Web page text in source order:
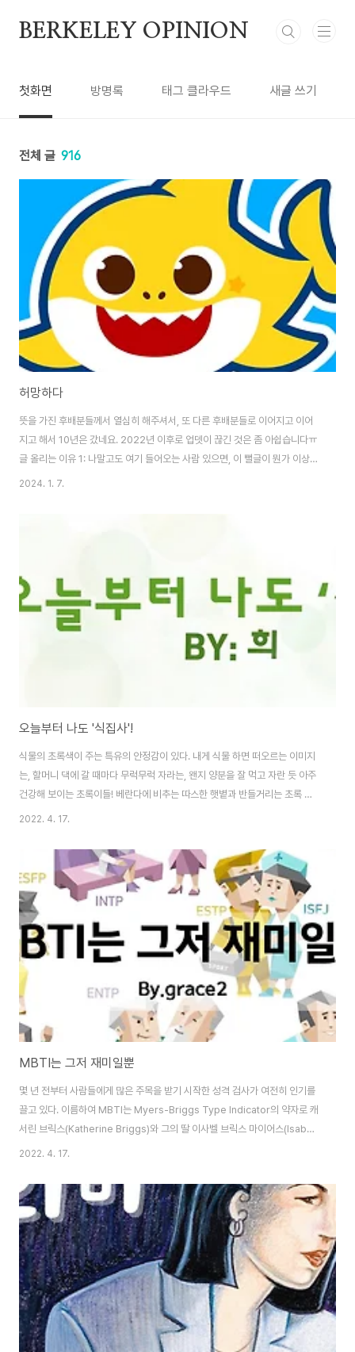
BERKELEY OPINION
첫화면 방명록 태그 클라우드 새글 쓰기
전체 글 916
허망하다
뜻을 가진 후배분들께서 열심히 해주셔서, 또 다른 후배분들로 이어지고 이어
지고 해서 10년은 갔네요. 2022년 이후로 업뎃이 끊긴 것은 좀 아쉽습니다ㅠ
글 올리는 이유 1: 나말고도 여기 들어오는 사람 있으면, 이 뻘글이 뭔가 이상하
다고 생각해고 지워주시길 글 올리는 이유 2: 요즘 MZ세대는 트렌드가 바뀌어
니언을 거쳐가신 모든 분들께 감사의 말씀 드립니다. 학교 떠나시고 각자의 사
회생활이나 ..
2024. 1. 7.
오늘부터 나도 '식집사'!
식물의 초록색이 주는 특유의 안정감이 있다. 내게 식물 하면 떠오르는 이미지
는, 할머니 댁에 갈 때마다 무럭무럭 자라는, 왠지 양분을 잘 먹고 자란 듯 아주
건강해 보이는 초록이들! 베란다에 비추는 따스한 햇볕과 반들거리는 초록 잎
사귀를 마루에 앉아 가만히 쳐다보고만 있으면 금세 마음이 편안해진다. 그다
가끔 이름표가 걸어진 화분들도 보이곤 한다. 귀여운 초록 새싹들과 그사이 작
은 키의 참새들은 상상만 해도 미소 지어진다. 강의 사이 애매한 공강 시간, 도
서관에 자리가 없을 때 - 버클리 캠퍼스 곳곳의 잔디밭 혹은 벤치에 앉아 초록
잔디와 나무 사이에서 시간을 보냈던 것도 떠오른다. 실제로 식물은 세로토닌
을 분비해 불안과 우울감..
2022. 4. 17.
MBTI는 그저 재미일뿐
몇 년 전부터 사람들에게 많은 주목을 받기 시작한 성격 검사가 여전히 인기를
끌고 있다. 이름하여 MBTI는 Myers-Briggs Type Indicator의 약자로 캐
서린 브릭스(Katherine Briggs)와 그의 딸 이사벨 브릭스 마이어스(Isabel
Briggs Myers)가 스위스의 정신분석학자인 카를 융(Carl Jung)의 심리 유
(Extraversion)와 내향성(Introversion), 감각형(Sensing)과 직관형
(iNtuition), 사고형(Thinking)과 감정형(Feeling), 판단형(Judging)과 인
식형(Perceiving)의 네 가지 지표에 따라 총 16가지 유형으로 성격이 나누어
진다. 심리학에서는..
2022. 4. 17.